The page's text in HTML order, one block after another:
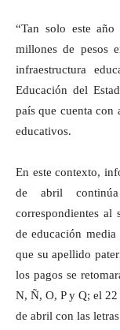
“Tan solo este
millones de pesos
infraestructura
Educación del
país que cuenta con
educativos.
En este contexto,
de abril
correspondientes al
de educación
que su apellido
los pagos se
N, Ñ, O, P y Q; el
de abril con las